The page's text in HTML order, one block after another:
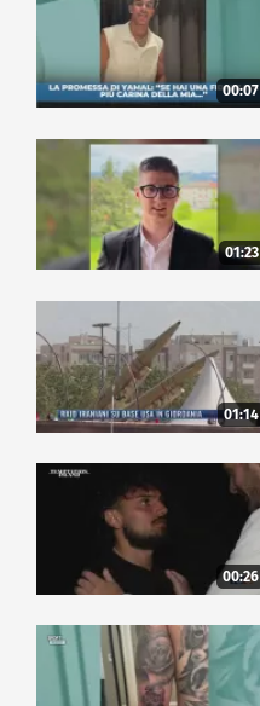
00:07
01:23
01:14
00:26